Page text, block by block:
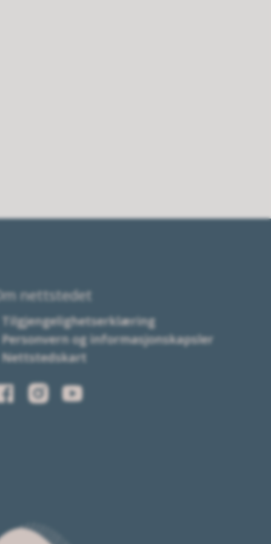
nettstedet
Tilgjengelighetserklæring
Personvern og informasjonskapsler
Nettstedskart